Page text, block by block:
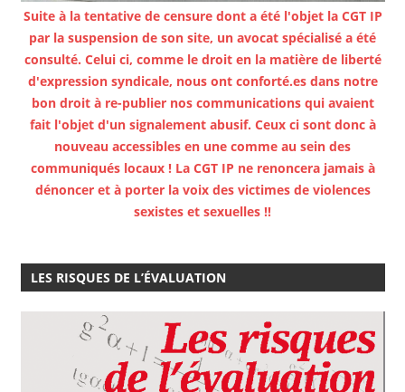
Suite à la tentative de censure dont a été l'objet la CGT IP
par la suspension de son site, un avocat spécialisé a été
consulté. Celui ci, comme le droit en la matière de liberté
d'expression syndicale, nous ont conforté.es dans notre
bon droit à re-publier nos communications qui avaient
fait l'objet d'un signalement abusif. Ceux ci sont donc à
nouveau accessibles en une comme au sein des
communiqués locaux ! La CGT IP ne renoncera jamais à
dénoncer et à porter la voix des victimes de violences
sexistes et sexuelles !!
LES RISQUES DE L’ÉVALUATION